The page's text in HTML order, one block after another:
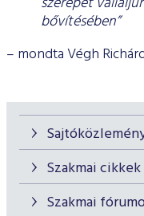
Szakmai
Szakmai
bővítésében”
– mondta Végh